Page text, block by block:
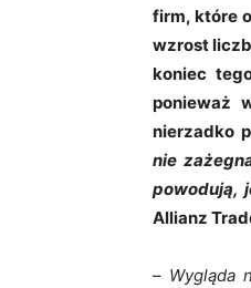
firm, które
wzrost
koniec
ponieważ
nierzadko
nie
powodują,
Allianz
– Wygląda